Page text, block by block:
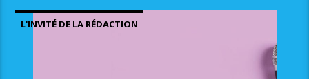
L'INVITÉ DE LA RÉDACTION